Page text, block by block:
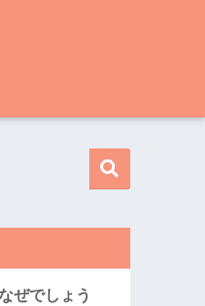
ぜでしょう